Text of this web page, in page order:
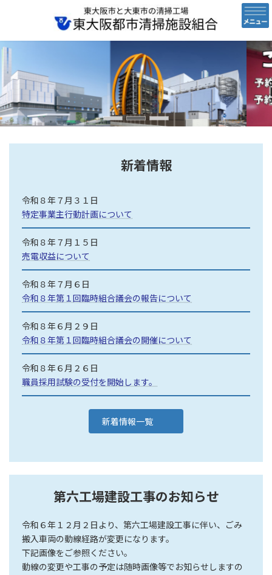
ン
ツ
へ
キ
ッ
プ
ー
シ
ョ
に
移
動
新着情報
令和８年７月３１日
特定事業主行動計画について
令和８年７月１５日
売電収益について
令和８年７月６日
令和８年第１回臨時組合議会の報告について
令和８年６月２９日
令和８年第１回臨時組合議会の開催について
令和８年６月２６日
職員採用試験の受付を開始します。
新着情報一覧
第六工場建設工事のお知らせ
令和６年１２月２日より、第六工場建設工事に伴い、ごみ
搬入車両の動線経路が変更になります。
下記画像をご参照ください。
動線の変更や工事の予定は随時画像等でお知らせしますの